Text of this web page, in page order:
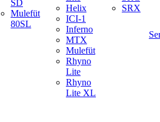
SD
Mulefüt
80SL
Helix
ICI-1
Inferno
MTX
Mulefüt
Rhyno
Lite
Rhyno
Lite XL
SRX